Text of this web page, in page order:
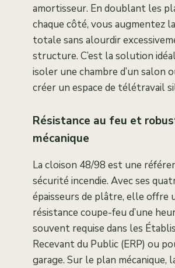
amortisseur. En doublant les
chaque côté, vous augmentez
totale sans alourdir
structure. C’est la solution
isoler une chambre d’un salon
créer un espace de télétravail
Résistance au feu et
mécanique
La cloison 48/98 est une
sécurité incendie. Avec ses
épaisseurs de plâtre, elle offre
résistance coupe-feu d’une
souvent requise dans les
Recevant du Public (ERP) ou
garage. Sur le plan mécanique,